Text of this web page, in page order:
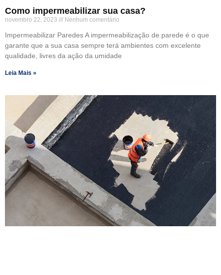
Como impermeabilizar sua casa?
novembro 22, 2023 Nenhum comentário
Impermeabilizar Paredes A impermeabilização de parede é o que
garante que a sua casa sempre terá ambientes com excelente
qualidade, livres da ação da umidade
Leia Mais »